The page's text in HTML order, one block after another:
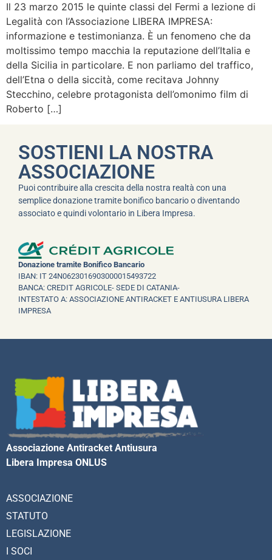
Il 23 marzo 2015 le quinte classi del Fermi a lezione di
Legalità con l’Associazione LIBERA IMPRESA:
informazione e testimonianza. È un fenomeno che da
moltissimo tempo macchia la reputazione dell’Italia e
della Sicilia in particolare. E non parliamo del traffico,
dell’Etna o della siccità, come recitava Johnny
Stecchino, celebre protagonista dell’omonimo film di
Roberto […]
SOSTIENI LA NOSTRA
ASSOCIAZIONE
Puoi contribuire alla crescita della nostra realtà con una
semplice donazione tramite bonifico bancario o diventando
associato e quindi volontario in Libera Impresa.
Donazione tramite Bonifico Bancario
IBAN: IT 24N0623016903000015493722
BANCA: CREDIT AGRICOLE- SEDE DI CATANIA-
INTESTATO A: ASSOCIAZIONE ANTIRACKET E ANTIUSURA LIBERA
IMPRESA
Associazione Antiracket Antiusura
Libera Impresa ONLUS
ASSOCIAZIONE
STATUTO
LEGISLAZIONE
I SOCI